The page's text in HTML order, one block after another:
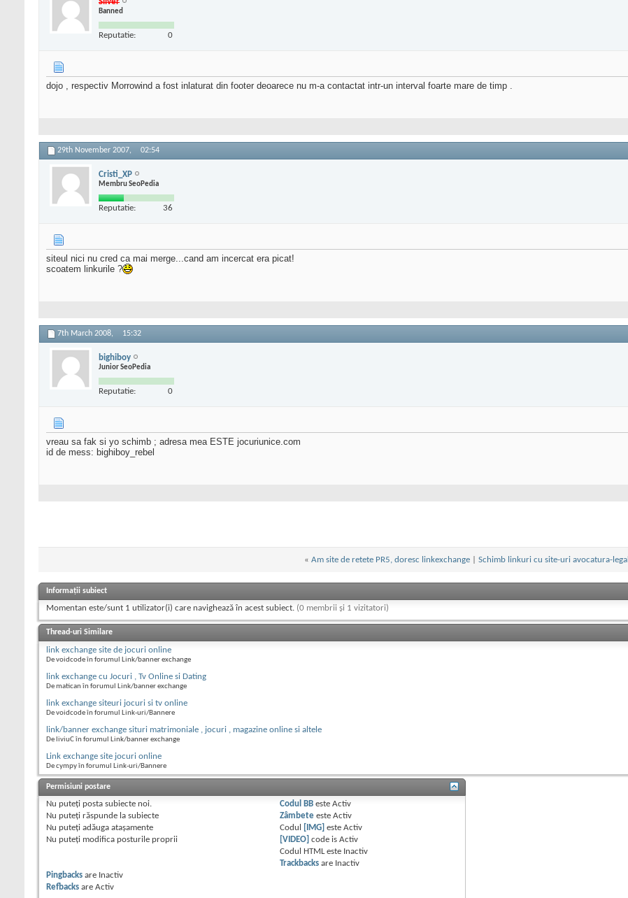
Banned
Reputatie: 0
dojo , respectiv Morrowind a fost inlaturat din footer deoarece nu m-a contactat intr-un interval foarte mare de timp .
29th November 2007, 02:54
Cristi_XP
Membru SeoPedia
Reputatie: 36
siteul nici nu cred ca mai merge...cand am incercat era picat!
scoatem linkurile ?
7th March 2008, 15:32
bighiboy
Junior SeoPedia
Reputatie: 0
vreau sa fak si yo schimb ; adresa mea ESTE jocuriunice.com
id de mess: bighiboy_rebel
« Am site de retete PR5, doresc linkexchange| Schimb linkuri cu site-uri avocatura-legal
Informații subiect
Momentan este/sunt 1 utilizator(i) care navighează în acest subiect. (0 membrii și 1 vizitatori)
Thread-uri Similare
link exchange site de jocuri online
De voidcode în forumul Link/banner exchange
link exchange cu Jocuri , Tv Online si Dating
De matican în forumul Link/banner exchange
link exchange siteuri jocuri si tv online
De voidcode în forumul Link-uri/Bannere
link/banner exchange situri matrimoniale , jocuri , magazine online si altele
De liviuC în forumul Link/banner exchange
Link exchange site jocuri online
De cympy în forumul Link-uri/Bannere
Permisiuni postare
Nu puteţi posta subiecte noi.
Nu puteţi răspunde la subiecte
Nu puteţi adăuga ataşamente
Nu puteţi modifica posturile proprii
Codul BB esteActiv
Zâmbete esteActiv
Codul
[IMG] esteActiv
[VIDEO] code isActiv
Codul HTML este Inactiv
Trackbacks are Inactiv
Pingbacks are Inactiv
Refbacks are Activ